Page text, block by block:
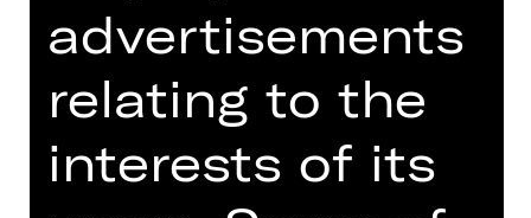
Stage / Costume
Bühnen- und Kostümbildnerin
advertisements
relating to the
interests of its